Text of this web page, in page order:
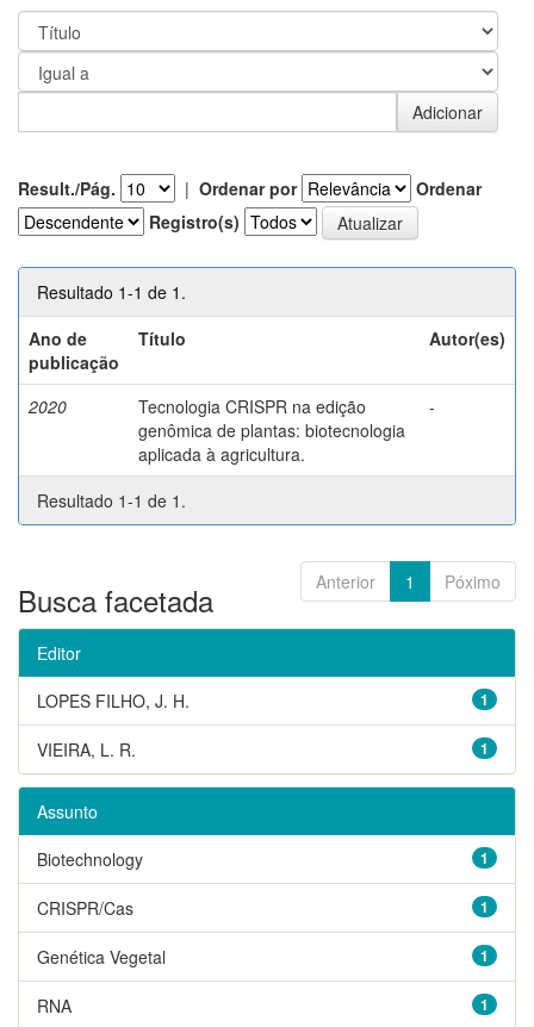
Result./Pág. | Ordenar por
Ordenar
Registro(s)
Resultado 1-1 de 1.
Ano de
publicação
Título Autor(es)
2020
Tecnologia CRISPR na edição
genômica de plantas: biotecnologia
aplicada à agricultura.
-
Resultado 1-1 de 1.
Anterior 1 Póximo
Busca facetada
Editor
1
LOPES FILHO, J. H.
1
VIEIRA, L. R.
Assunto
1
Biotechnology
1
CRISPR/Cas
1
Genética Vegetal
1
RNA